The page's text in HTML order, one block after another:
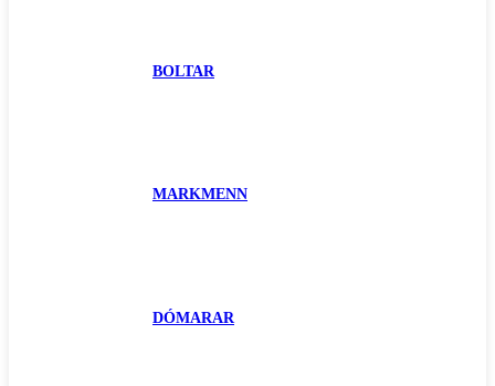
BOLTAR
MARKMENN
DÓMARAR